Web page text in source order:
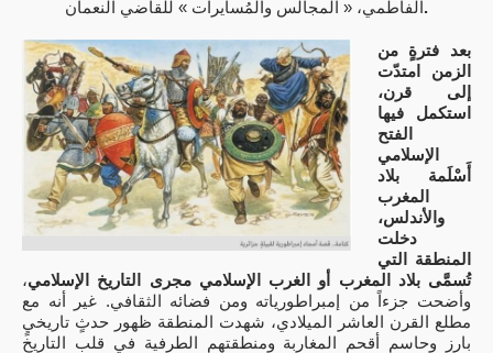
الفاطمي، « المجالس والمُسايرات » للقاضي النعمان.
بعد فترةٍ من
الزمن امتدّت
إلى قرن،
استكمل فيها
الفتح
الإسلامي
أَسْلَمة بلاد
المغرب
والأندلس،
دخلت
المنطقة التي
تُسمَّى بلاد المغرب أو الغرب الإسلامي مجرى التاريخ الإسلامي،
وأضحت جزءاً من إمبراطورياته ومن فضائه الثقافي. غير أنه مع
مطلع القرن العاشر الميلادي، شهدت المنطقة ظهور حدثٍ تاريخيٍ
بارزٍ وحاسمٍ أقحم المغاربة ومنطقتهم الطرفية في قلب التاريخ